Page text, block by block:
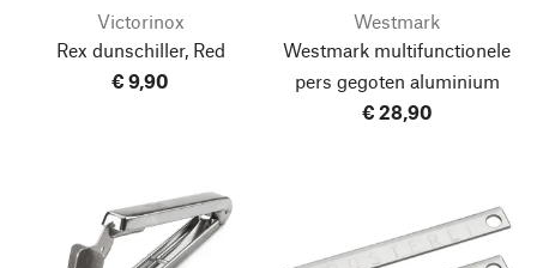
Victorinox
Rex dunschiller, Red
€ 9,90
Westmark
Westmark multifunctionele
pers gegoten aluminium
€ 28,90